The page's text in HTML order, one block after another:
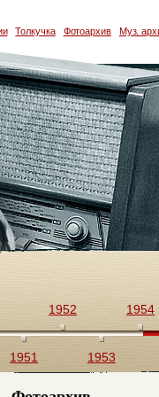
Толкучка Фотоархив Муз.
1951
1952
1953
1954